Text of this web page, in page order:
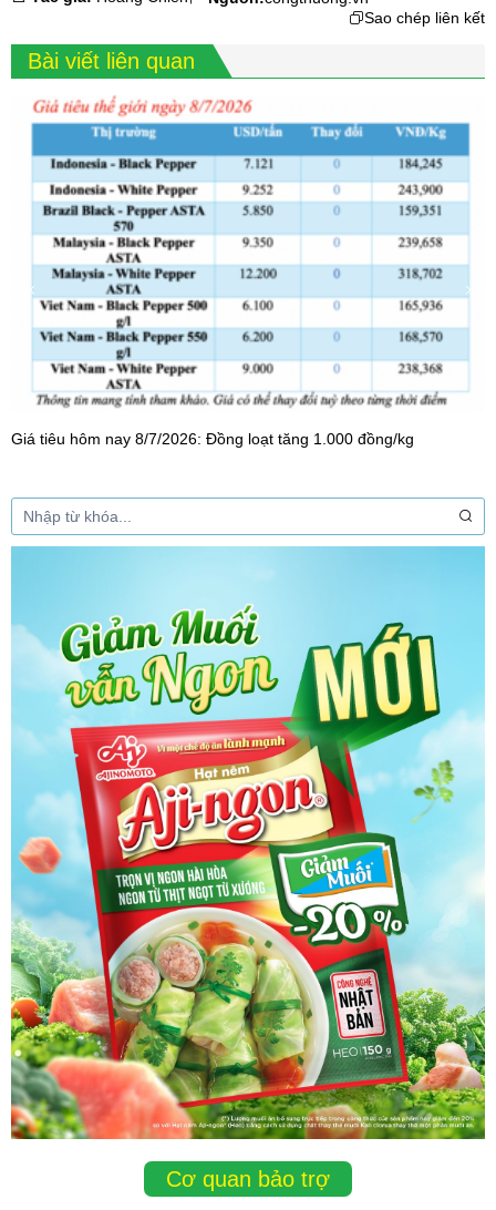
Sao chép liên kết
Bài viết liên quan
Giá tiêu hôm nay 8/7/2026: Đồng loạt tăng 1.000 đồng/kg
Cơ quan bảo trợ